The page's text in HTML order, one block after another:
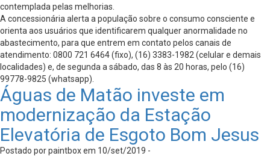
contemplada pelas melhorias.
A concessionária alerta a população sobre o consumo consciente e
orienta aos usuários que identificarem qualquer anormalidade no
abastecimento, para que entrem em contato pelos canais de
atendimento: 0800 721 6464 (fixo), (16) 3383-1982 (celular e demais
localidades) e, de segunda a sábado, das 8 às 20 horas, pelo (16)
99778-9825 (whatsapp).
Águas de Matão investe em
modernização da Estação
Elevatória de Esgoto Bom Jesus
Postado por paintbox em 10/set/2019 -